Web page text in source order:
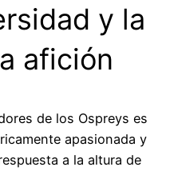
y la
afición
de los Ospreys es
apasionada y
a la altura de